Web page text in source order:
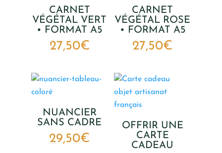
CARNET
VÉGÉTAL VERT
• FORMAT A5
27,50€
CARNET
VÉGÉTAL ROSE
• FORMAT A5
27,50€
NUANCIER
SANS CADRE
29,50€
OFFRIR UNE
CARTE
CADEAU